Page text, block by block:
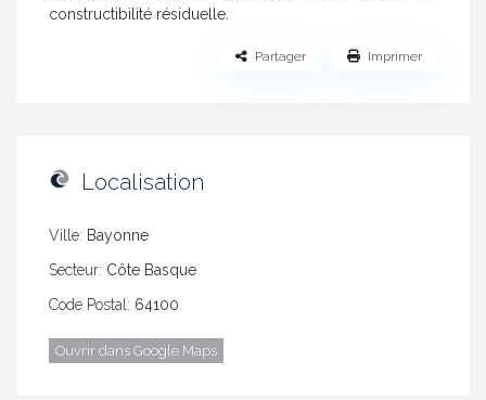
constructibilité résiduelle.
Partager Imprimer
Localisation
Ville: Bayonne
Secteur: Côte Basque
Code Postal: 64100
Ouvrir dans Google Maps